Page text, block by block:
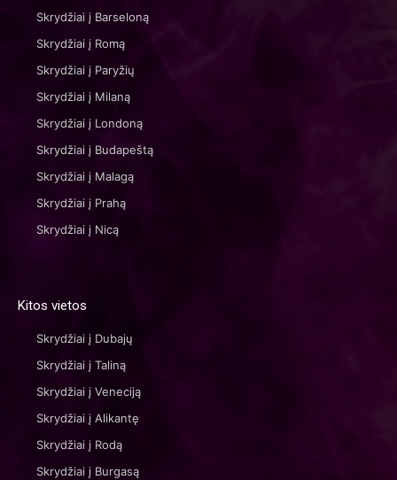
Skrydžiai į Barseloną
Skrydžiai į Romą
Skrydžiai į Paryžių
Skrydžiai į Milaną
Skrydžiai į Londoną
Skrydžiai į Budapeštą
Skrydžiai į Malagą
Skrydžiai į Prahą
Skrydžiai į Nicą
Kitos vietos
Skrydžiai į Dubajų
Skrydžiai į Taliną
Skrydžiai į Veneciją
Skrydžiai į Alikantę
Skrydžiai į Rodą
Skrydžiai į Burgasą